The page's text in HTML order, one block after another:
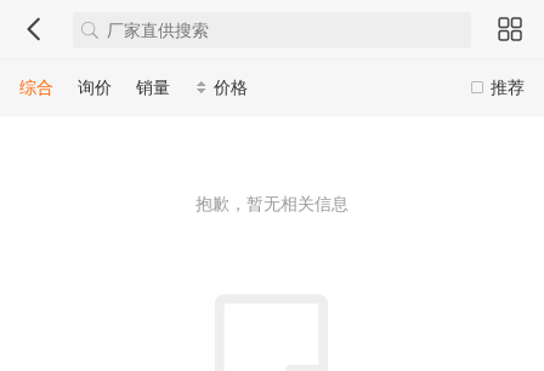
推荐
综合 询价 销量 价格
抱歉，暂无相关信息